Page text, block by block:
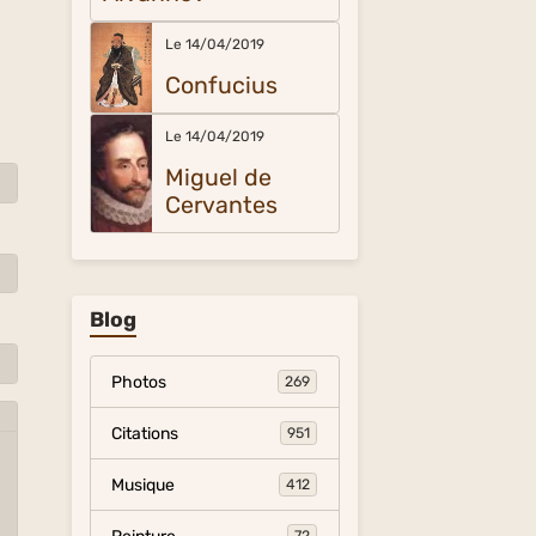
Le 14/04/2019
Confucius
Le 14/04/2019
Miguel de
Cervantes
Blog
Photos 269
Citations 951
Musique 412